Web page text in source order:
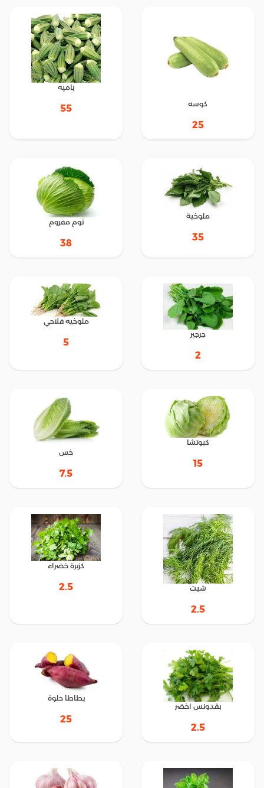
كوسه
25
باميه
55
ملوخية
35
ثوم مفروم
38
جرجير
2
ملوخيه فلاحي
5
كبوتشا
15
خس
7.5
شبت
2.5
كزبرة خضراء
2.5
بقدونس اخضر
2.5
بطاطا حلوة
25